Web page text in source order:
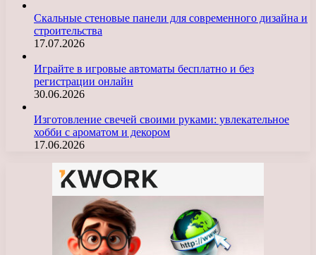
Скальные стеновые панели для современного дизайна и
строительства
17.07.2026
Играйте в игровые автоматы бесплатно и без
регистрации онлайн
30.06.2026
Изготовление свечей своими руками: увлекательное
хобби с ароматом и декором
17.06.2026